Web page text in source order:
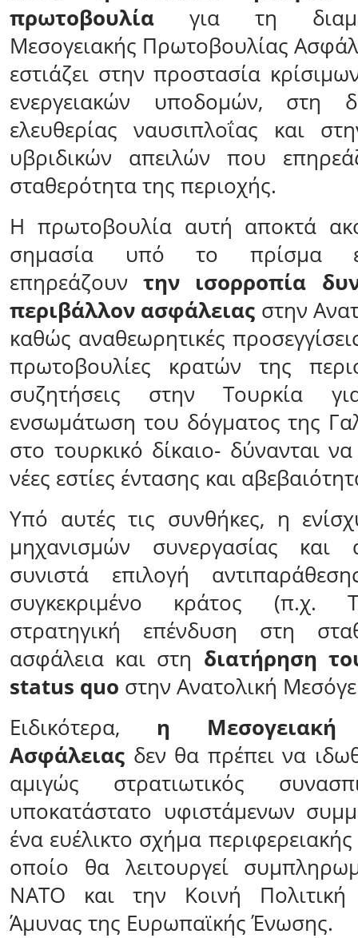
πρωτοβουλία για τη
Μεσογειακής Πρωτοβουλίας
εστιάζει στην προστασία
ενεργειακών υποδομών, στη
ελευθερίας ναυσιπλοΐας και
υβριδικών απειλών που
σταθερότητα της περιοχής.
Η πρωτοβουλία αυτή αποκτά
σημασία υπό το πρίσμα
επηρεάζουντην ισορροπία
περιβάλλον ασφάλειας στην
καθώς αναθεωρητικές
πρωτοβουλίες κρατών της
συζητήσεις στην Τουρκία
ενσωμάτωση του δόγματος της
στο τουρκικό δίκαιο- δύνανται
νέες εστίες έντασης και
Υπό αυτές τις συνθήκες, η
μηχανισμών συνεργασίας και
συνιστά επιλογή
συγκεκριμένο κράτος (π.χ.
στρατηγική επένδυση στη
ασφάλεια και στη διατήρηση
status quo στην Ανατολική
Ειδικότερα, η Μεσογειακή
Ασφάλειας δεν θα πρέπει να
αμιγώς στρατιωτικός
υποκατάστατο υφιστάμενων
ένα ευέλικτο σχήμα
οποίο θα λειτουργεί
ΝΑΤΟ και την Κοινή Πολιτική
Άμυνας της Ευρωπαϊκής Ένωσης.